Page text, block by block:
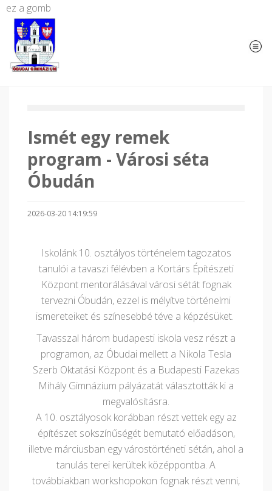
ez a gomb
Ismét egy remek
program - Városi séta
Óbudán
2026-03-20 14:19:59
Iskolánk 10. osztályos történelem tagozatos
tanulói a tavaszi félévben a Kortárs Építészeti
Központ mentorálásával városi sétát fognak
tervezni Óbudán, ezzel is mélyítve történelmi
ismereteiket és színesebbé téve a képzésüket.
Tavasszal három budapesti iskola vesz részt a
programon, az Óbudai mellett a Nikola Tesla
Szerb Oktatási Központ és a Budapesti Fazekas
Mihály Gimnázium pályázatát választották ki a
megvalósításra.
A 10. osztályosok korábban részt vettek egy az
építészet sokszínűségét bemutató előadáson,
illetve márciusban egy várostörténeti sétán, ahol a
tanulás terei kerültek középpontba. A
továbbiakban workshopokon fognak részt venni,